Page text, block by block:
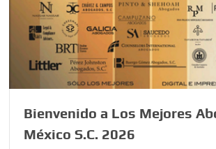
Bienvenido a Los Mejores
México S.C. 2026